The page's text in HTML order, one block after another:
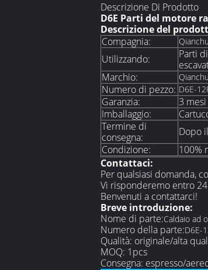
Descrizione Di Prodotto
D6E Parti del motore
Descrizione del
Compagnia:
Utilizzando:
Parti
Marchio:
Numero di pezzo: D6E-
Garanzia:
3 mesi
Imballaggio:
Termine di
consegna:
Dopo
Condizione:
100%
Contattaci:
Per qualsiasi domanda,
Vi risponderemo entro
Benvenuti a contattarci!
Breve introduzione:
Nome di parte:Caldaio ad
Numero della parte:D6E-
Qualità: originale/alta
MOQ: 1pcs
Consegna: espresso/